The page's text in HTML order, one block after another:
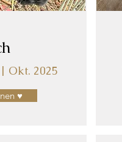
Okt. 2025
♥